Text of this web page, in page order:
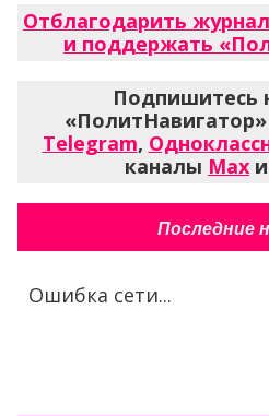
Отблагодарить
и поддержать
Подпишитесь
Telegram,
каналы Max и
Последние
Ошибка сети...